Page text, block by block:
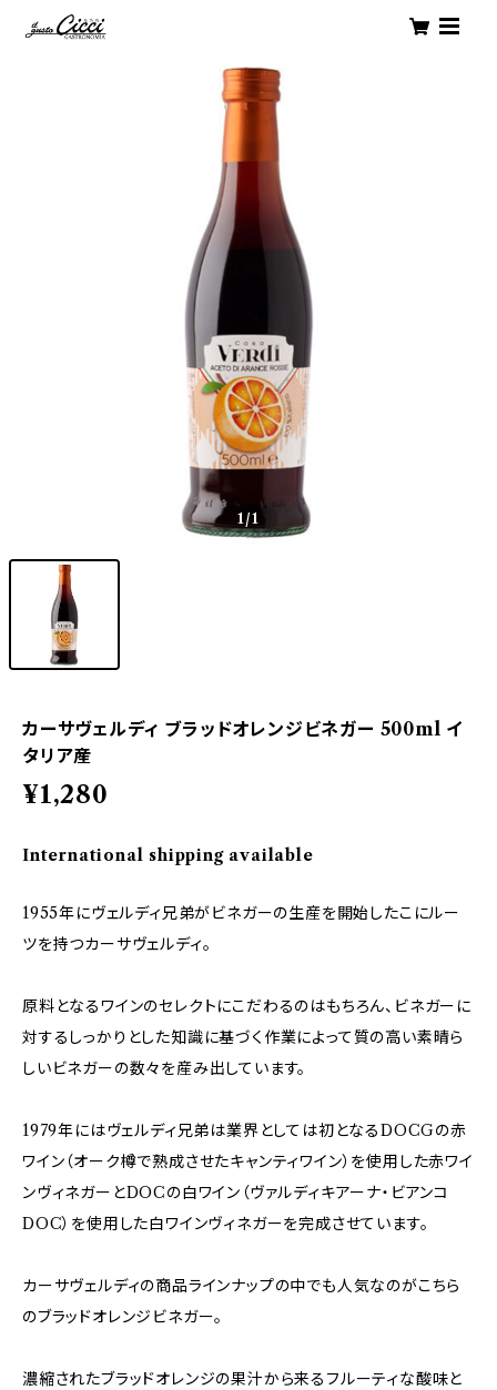
1/1
カーサヴェルディ ブラッドオレンジビネガー 500ml イ
タリア産
¥1,280
International shipping available
1955年にヴェルディ兄弟がビネガーの生産を開始したこにルー
ツを持つカーサヴェルディ。
原料となるワインのセレクトにこだわるのはもちろん、ビネガーに
対するしっかりとした知識に基づく作業によって質の高い素晴ら
しいビネガーの数々を産み出しています。
1979年にはヴェルディ兄弟は業界としては初となるDOCGの赤
ワイン（オーク樽で熟成させたキャンティワイン）を使用した赤ワイ
ンヴィネガーとDOCの白ワイン（ヴァルディキアーナ・ビアンコ
DOC）を使用した白ワインヴィネガーを完成させています。
カーサヴェルディの商品ラインナップの中でも人気なのがこちら
のブラッドオレンジビネガー。
濃縮されたブラッドオレンジの果汁から来るフルーティな酸味と